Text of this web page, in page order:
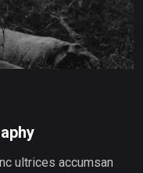
ultrices accumsan